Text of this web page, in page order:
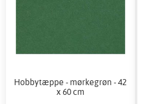
Hobbytæppe - mørkegrøn - 42
x 60 cm